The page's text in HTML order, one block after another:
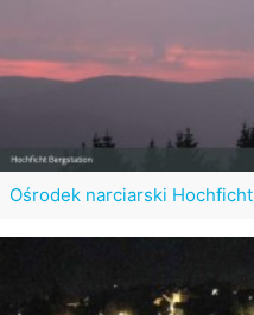
Ośrodek narciarski Hochficht